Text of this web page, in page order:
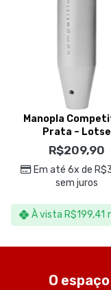
Manopla
Prata – Lotse
R$209,90
Em até 6x de R$
sem juros
À vista R$199,41
O